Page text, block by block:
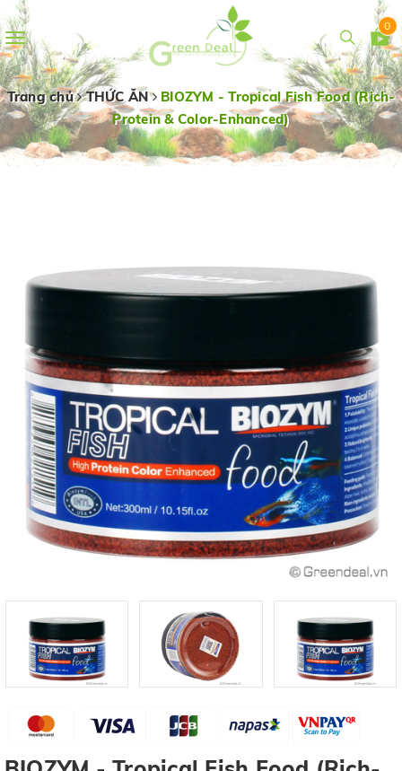
Toggle
navigation
0
Trang chủ THỨC ĂN
BIOZYM - Tropical Fish Food (Rich-
Protein & Color-Enhanced)